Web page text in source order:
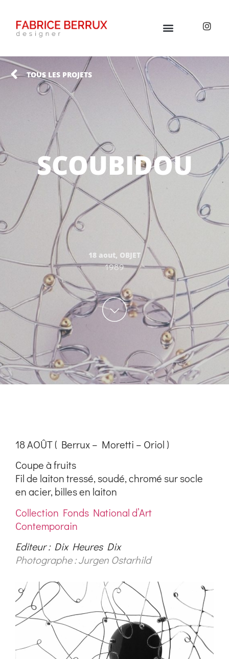
TOUS LES PROJETS
SCOUBIDOU
18 aout, OBJET
1989
18 AOÛT ( Berrux – Moretti – Oriol )
Coupe à fruits
Fil de laiton tressé, soudé, chromé sur socle
en acier, billes en laiton
Collection Fonds National d’Art
Contemporain
Editeur : Dix Heures Dix
Photographe : Jurgen Ostarhild